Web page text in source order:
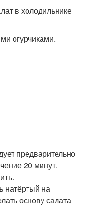
в холодильнике
огурчиками.
предварительно
20 минут.
натёртый на
основу салата